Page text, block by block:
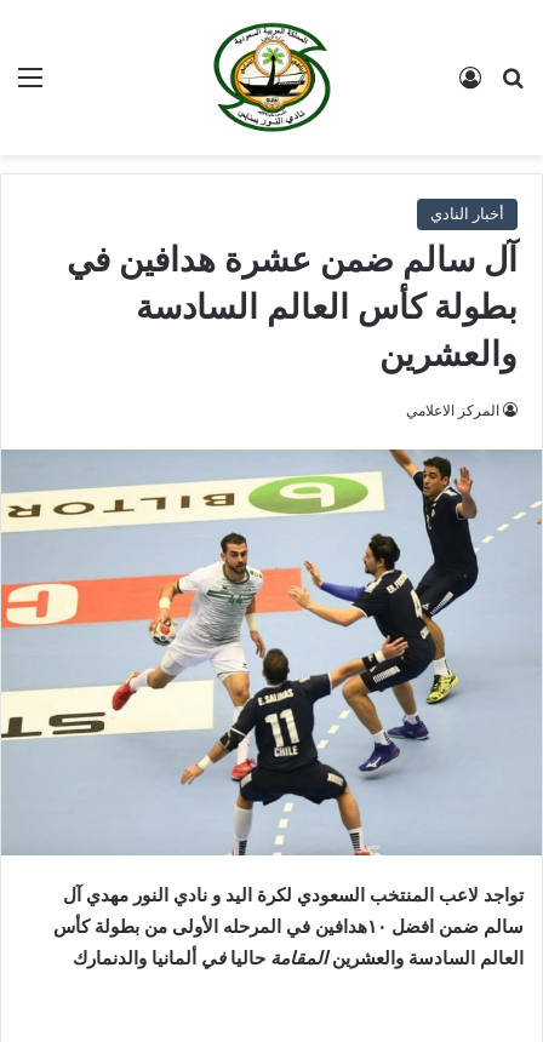
بحث عن
أخبار النادي
آل سالم ضمن عشرة هدافين في
بطولة كأس العالم السادسة
والعشرين
المركز الاعلامي
تواجد لاعب المنتخب السعودي لكرة اليد و نادي النور مهدي آل
سالم ضمن افضل ١٠هدافين في المرحله الأولى من بطولة كأس
العالم السادسة والعشرينالمقامة حاليافي ألمانيا والدنمارك